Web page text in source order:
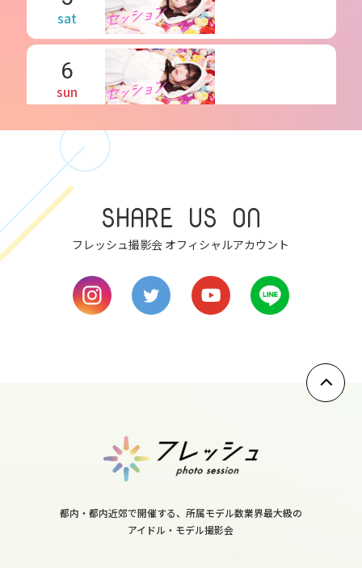
sat
6
sun
7
mon
tue
wed
sat
SHARE US ON
フレッシュ撮影会 オフィシャルアカウント
都内・都内近郊で開催する、所属モデル数業界最大級の
アイドル・モデル撮影会